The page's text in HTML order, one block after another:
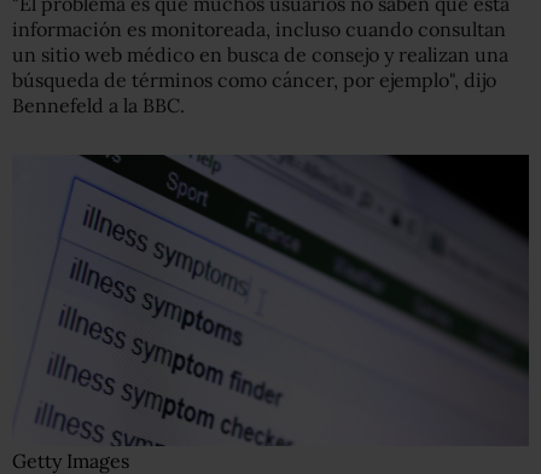
información es monitoreada, incluso cuando consultan
un sitio web médico en busca de consejo y realizan una
búsqueda de términos como cáncer, por ejemplo", dijo
Bennefeld a la BBC.
Getty Images